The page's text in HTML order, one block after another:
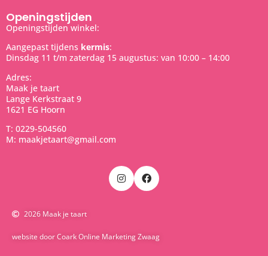
Openingstijden
Openingstijden winkel:
Aangepast tijdens kermis:
Dinsdag 11 t/m zaterdag 15 augustus: van 10:00 – 14:00
Adres:
Maak je taart
Lange Kerkstraat 9
1621 EG Hoorn
T: 0229-504560
M: maakjetaart@gmail.com
2026 Maak je taart
website door Coark Online Marketing Zwaag